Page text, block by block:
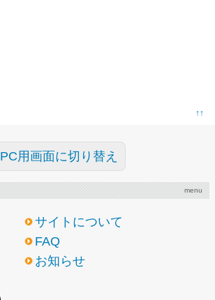
↑↑
PC用画面に切り替え
menu
サイトについて
FAQ
お知らせ